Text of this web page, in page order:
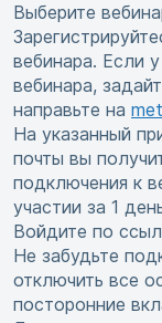
Выберите
вебинара. Если
вебинара,
направьте на
На указанный
почты вы
подключения к
участии за 1
Войдите по
Не забудьте
отключить все
посторонние